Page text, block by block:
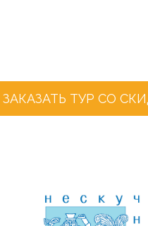
ЗАКАЗАТЬ ТУР СО